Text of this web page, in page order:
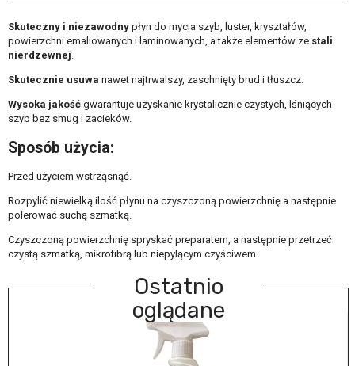
Skuteczny i niezawodny płyn do mycia szyb, luster, kryształów,
powierzchni emaliowanych i laminowanych, a także elementów ze stali
nierdzewnej
Skutecznie usuwa nawet najtrwalszy, zaschnięty brud i tłuszcz.
Wysoka jakość gwarantuje uzyskanie krystalicznie czystych, lśniących
szyb bez smug i zacieków.
Sposób użycia:
Przed użyciem wstrząsnąć.
Rozpylić niewielką ilość płynu na czyszczoną powierzchnię a następnie
polerować suchą szmatką.
Czyszczoną powierzchnię spryskać preparatem, a następnie przetrzeć
czystą szmatką, mikrofibrą lub niepylącym czyściwem.
Ostatnio
oglądane